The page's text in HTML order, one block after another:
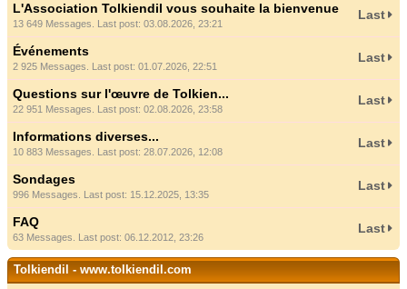
L'Association Tolkiendil vous souhaite la bienvenue
13 649 Messages. Last post: 03.08.2026, 23:21
Last
Événements
2 925 Messages. Last post: 01.07.2026, 22:51
Last
Questions sur l'œuvre de Tolkien...
22 951 Messages. Last post: 02.08.2026, 23:58
Last
Informations diverses...
10 883 Messages. Last post: 28.07.2026, 12:08
Last
Sondages
996 Messages. Last post: 15.12.2025, 13:35
Last
FAQ
63 Messages. Last post: 06.12.2012, 23:26
Last
Tolkiendil - www.tolkiendil.com